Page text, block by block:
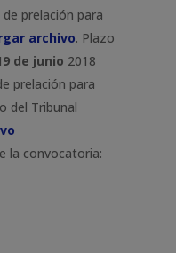
prelación para
archivo. Plazo
de junio 2018
prelación para
del Tribunal
la convocatoria: